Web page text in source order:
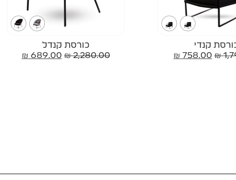
קנדי
₪
758.00
₪
כורסת קנדל
2,280.00
₪
689.00
₪